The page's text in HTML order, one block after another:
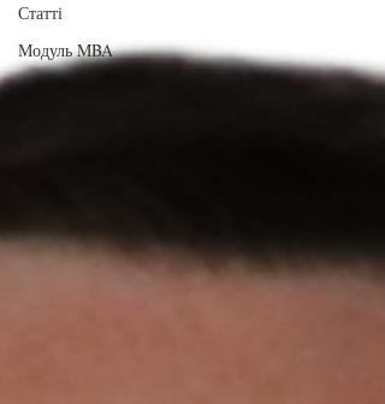
Статті
Модуль MBA